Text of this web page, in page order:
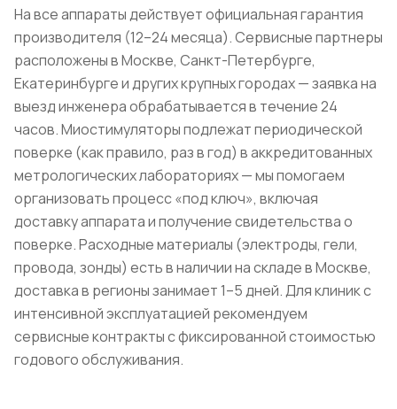
На все аппараты действует официальная гарантия
производителя (12–24 месяца). Сервисные партнеры
расположены в Москве, Санкт-Петербурге,
Екатеринбурге и других крупных городах — заявка на
выезд инженера обрабатывается в течение 24
часов. Миостимуляторы подлежат периодической
поверке (как правило, раз в год) в аккредитованных
метрологических лабораториях — мы помогаем
организовать процесс «под ключ», включая
доставку аппарата и получение свидетельства о
поверке. Расходные материалы (электроды, гели,
провода, зонды) есть в наличии на складе в Москве,
доставка в регионы занимает 1–5 дней. Для клиник с
интенсивной эксплуатацией рекомендуем
сервисные контракты с фиксированной стоимостью
годового обслуживания.